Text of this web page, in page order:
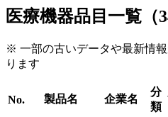
医療機器品目一覧（
※ 一部の古いデータや最新情
ります
No. 製品名 企業名
分
類